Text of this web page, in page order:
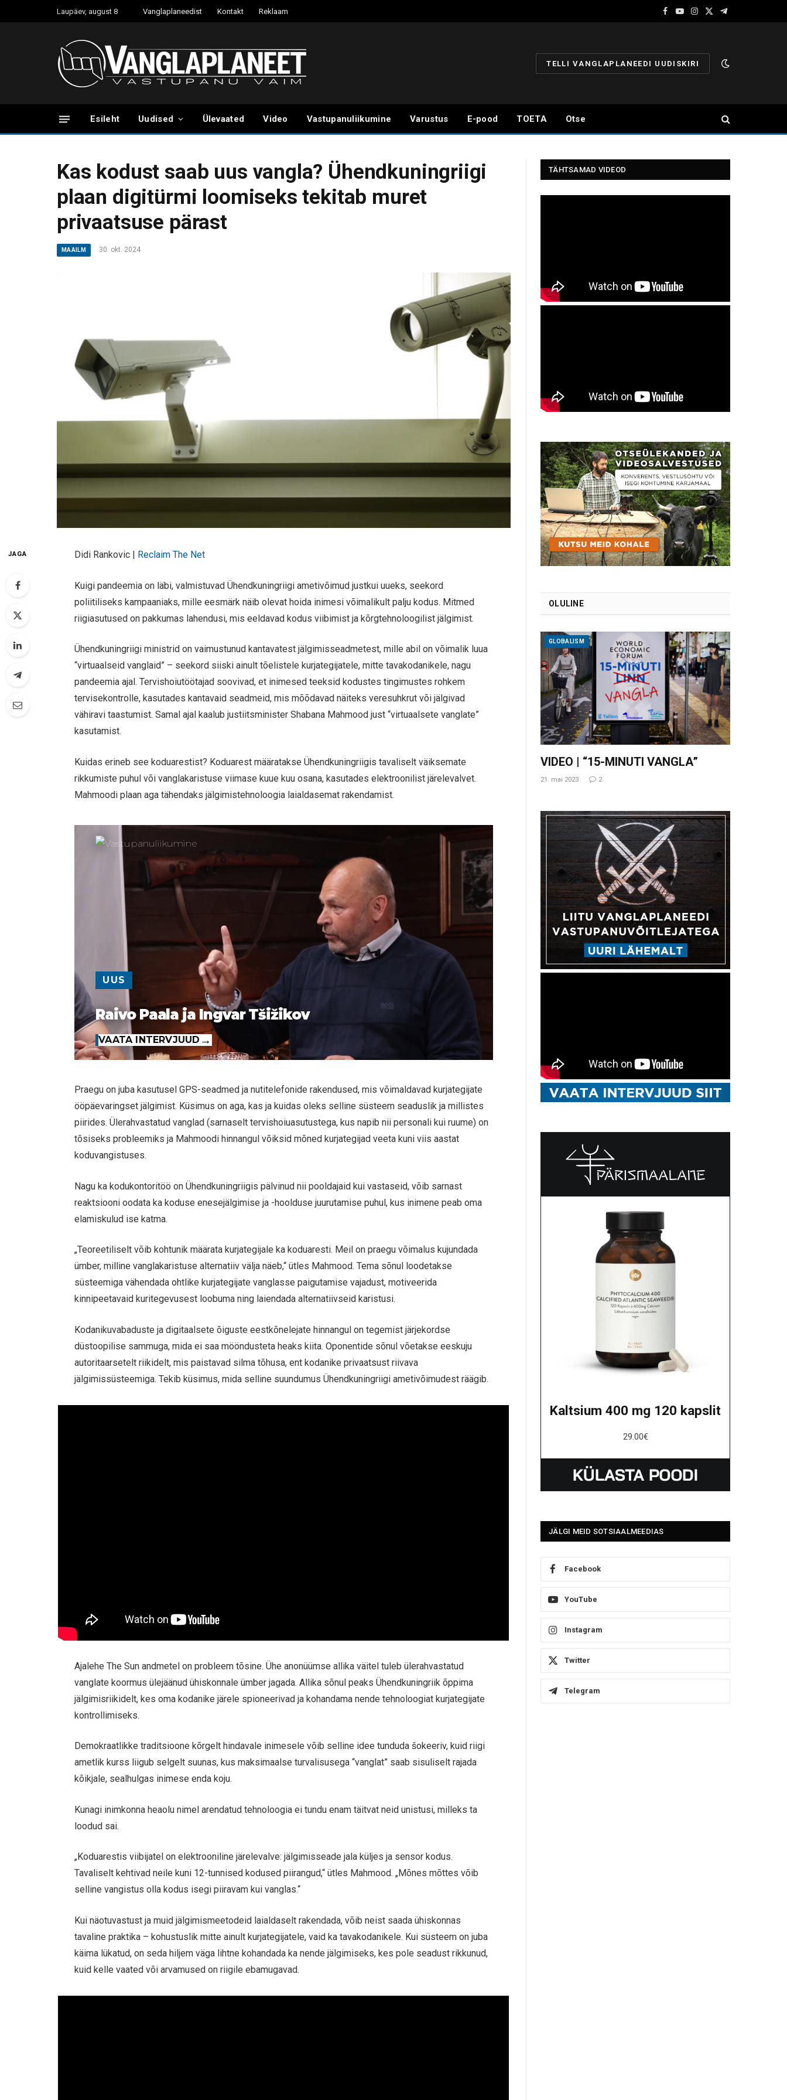
Laupäev, august 8 Vanglaplaneedist Kontakt Reklaam
Facebook
YouTube
Instagram
X
Telegram
TELLI VANGLAPLANEEDI UUDISKIRI
Esileht Uudised Ülevaated Video Vastupanuliikumine Varustus E-pood TOETA Otse
Kas kodust saab uus vangla? Ühendkuningriigi
plaan digitürmi loomiseks tekitab muret
privaatsuse pärast
MAAILM 30. okt. 2024
JAGA Didi Rankovic | Reclaim The Net
Kuigi pandeemia on läbi, valmistuvad Ühendkuningriigi ametivõimud justkui uueks, seekord
poliitiliseks kampaaniaks, mille eesmärk näib olevat hoida inimesi võimalikult palju kodus. Mitmed
riigiasutused on pakkumas lahendusi, mis eeldavad kodus viibimist ja kõrgtehnoloogilist jälgimist.
Ühendkuningriigi ministrid on vaimustunud kantavatest jälgimisseadmetest, mille abil on võimalik luua
“virtuaalseid vanglaid” – seekord siiski ainult tõelistele kurjategijatele, mitte tavakodanikele, nagu
pandeemia ajal. Tervishoiutöötajad soovivad, et inimesed teeksid kodustes tingimustes rohkem
tervisekontrolle, kasutades kantavaid seadmeid, mis mõõdavad näiteks veresuhkrut või jälgivad
vähiravi taastumist. Samal ajal kaalub justiitsminister Shabana Mahmood just “virtuaalsete vanglate”
kasutamist.
Kuidas erineb see koduarestist? Koduarest määratakse Ühendkuningriigis tavaliselt väiksemate
rikkumiste puhul või vanglakaristuse viimase kuue kuu osana, kasutades elektroonilist järelevalvet.
Mahmoodi plaan aga tähendaks jälgimistehnoloogia laialdasemat rakendamist.
UUS
Raivo Paala ja Ingvar Tšižikov
VAATA INTERVJUUD
Praegu on juba kasutusel GPS-seadmed ja nutitelefonide rakendused, mis võimaldavad kurjategijate
ööpäevaringset jälgimist. Küsimus on aga, kas ja kuidas oleks selline süsteem seaduslik ja millistes
piirides. Ülerahvastatud vanglad (sarnaselt tervishoiuasutustega, kus napib nii personali kui ruume) on
tõsiseks probleemiks ja Mahmoodi hinnangul võiksid mõned kurjategijad veeta kuni viis aastat
koduvangistuses.
Nagu ka kodukontoritöö on Ühendkuningriigis pälvinud nii pooldajaid kui vastaseid, võib sarnast
reaktsiooni oodata ka koduse enesejälgimise ja -hoolduse juurutamise puhul, kus inimene peab oma
elamiskulud ise katma.
„Teoreetiliselt võib kohtunik määrata kurjategijale ka koduaresti. Meil on praegu võimalus kujundada
ümber, milline vanglakaristuse alternatiiv välja näeb,“ ütles Mahmood. Tema sõnul loodetakse
süsteemiga vähendada ohtlike kurjategijate vanglasse paigutamise vajadust, motiveerida
kinnipeetavaid kuritegevusest loobuma ning laiendada alternatiivseid karistusi.
Kodanikuvabaduste ja digitaalsete õiguste eestkõnelejate hinnangul on tegemist järjekordse
düstoopilise sammuga, mida ei saa mööndusteta heaks kiita. Oponentide sõnul võetakse eeskuju
autoritaarsetelt riikidelt, mis paistavad silma tõhusa, ent kodanike privaatsust riivava
jälgimissüsteemiga. Tekib küsimus, mida selline suundumus Ühendkuningriigi ametivõimudest räägib.
Ajalehe The Sun andmetel on probleem tõsine. Ühe anonüümse allika väitel tuleb ülerahvastatud
vanglate koormus ülejäänud ühiskonnale ümber jagada. Allika sõnul peaks Ühendkuningriik õppima
jälgimisriikidelt, kes oma kodanike järele spioneerivad ja kohandama nende tehnoloogiat kurjategijate
kontrollimiseks.
Demokraatlikke traditsioone kõrgelt hindavale inimesele võib selline idee tunduda šokeeriv, kuid riigi
ametlik kurss liigub selgelt suunas, kus maksimaalse turvalisusega “vanglat” saab sisuliselt rajada
kõikjale, sealhulgas inimese enda koju.
Kunagi inimkonna heaolu nimel arendatud tehnoloogia ei tundu enam täitvat neid unistusi, milleks ta
loodud sai.
„Koduarestis viibijatel on elektrooniline järelevalve: jälgimisseade jala küljes ja sensor kodus.
Tavaliselt kehtivad neile kuni 12-tunnised kodused piirangud,“ ütles Mahmood. „Mõnes mõttes võib
selline vangistus olla kodus isegi piiravam kui vanglas.“
Kui näotuvastust ja muid jälgimismeetodeid laialdaselt rakendada, võib neist saada ühiskonnas
tavaline praktika – kohustuslik mitte ainult kurjategijatele, vaid ka tavakodanikele. Kui süsteem on juba
käima lükatud, on seda hiljem väga lihtne kohandada ka nende jälgimiseks, kes pole seadust rikkunud,
kuid kelle vaated või arvamused on riigile ebamugavad.
TÄHTSAMAD VIDEOD
OLULINE
GLOBALISM
VIDEO | “15-MINUTI VANGLA”
21. mai 2023 2
Kaltsium 400 mg 120 kapslit
29.00€
JÄLGI MEID SOTSIAALMEEDIAS
Facebook
YouTube
Instagram
Twitter
Telegram